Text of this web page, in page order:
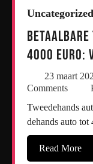
Uncategorized
Betaalbare
4000 euro:
23 maart
Comments
Tweedehands auto tot 4000 euro Op zoek naar een twee
dehands auto
Read More